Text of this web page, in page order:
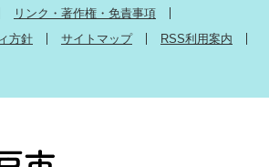
リンク・著作権・免責事項
方針
サイトマップ
RSS利用案内